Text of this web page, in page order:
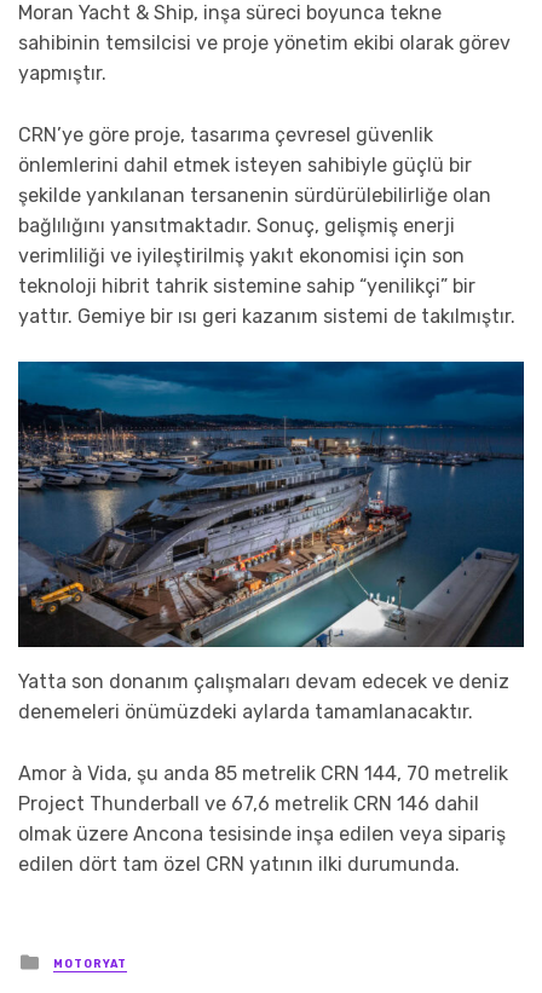
Moran Yacht & Ship, inşa süreci boyunca tekne
sahibinin temsilcisi ve proje yönetim ekibi olarak görev
yapmıştır.
CRN’ye göre proje, tasarıma çevresel güvenlik
önlemlerini dahil etmek isteyen sahibiyle güçlü bir
şekilde yankılanan tersanenin sürdürülebilirliğe olan
bağlılığını yansıtmaktadır. Sonuç, gelişmiş enerji
verimliliği ve iyileştirilmiş yakıt ekonomisi için son
teknoloji hibrit tahrik sistemine sahip “yenilikçi” bir
yattır. Gemiye bir ısı geri kazanım sistemi de takılmıştır.
Yatta son donanım çalışmaları devam edecek ve deniz
denemeleri önümüzdeki aylarda tamamlanacaktır.
Amor à Vida, şu anda 85 metrelik CRN 144, 70 metrelik
Project Thunderball ve 67,6 metrelik CRN 146 dahil
olmak üzere Ancona tesisinde inşa edilen veya sipariş
edilen dört tam özel CRN yatının ilki durumunda.
Posted
in
MOTORYAT